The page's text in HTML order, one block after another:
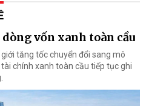
vốn xanh toàn cầu
tăng tốc chuyển đổi sang mô
chính xanh toàn cầu tiếp tục ghi